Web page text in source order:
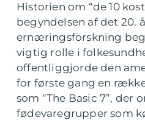
Historien om “de 10
begyndelsen af det 20.
ernæringsforskning
vigtig rolle i
offentliggjorde den
for første gang en
som “The Basic 7”, der
fødevaregrupper som